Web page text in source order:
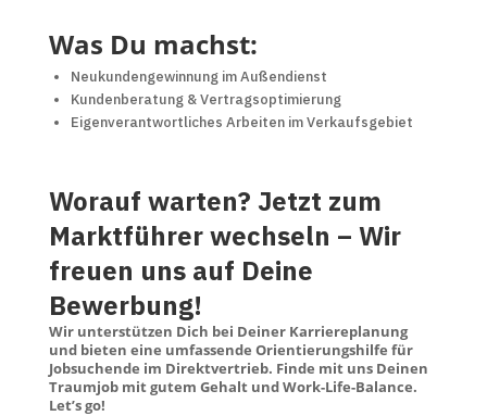
Was Du machst:
Neukundengewinnung im Außendienst
Kundenberatung & Vertragsoptimierung
Eigenverantwortliches Arbeiten im Verkaufsgebiet
Worauf warten? Jetzt zum
Marktführer wechseln – Wir
freuen uns auf Deine
Bewerbung!
Wir unterstützen Dich bei Deiner Karriereplanung
und bieten eine umfassende Orientierungshilfe für
Jobsuchende im Direktvertrieb. Finde mit uns Deinen
Traumjob mit gutem Gehalt und Work-Life-Balance.
Let’s go!